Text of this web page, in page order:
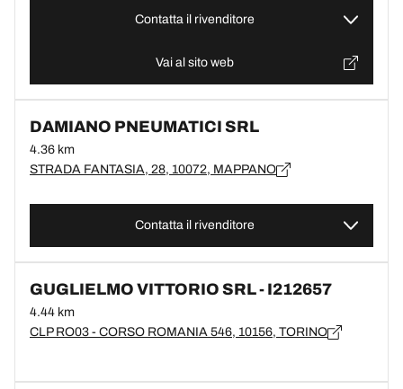
Contatta il rivenditore
Vai al sito web
DAMIANO PNEUMATICI SRL
4.36 km
STRADA FANTASIA, 28, 10072, MAPPANO
Contatta il rivenditore
GUGLIELMO VITTORIO SRL - I212657
4.44 km
CLP RO03 - CORSO ROMANIA 546, 10156, TORINO